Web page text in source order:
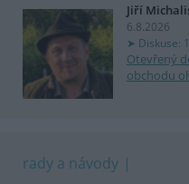
Jiří
6.8.2026
Diskuse:
Otevřený
obchodu
rady a návody